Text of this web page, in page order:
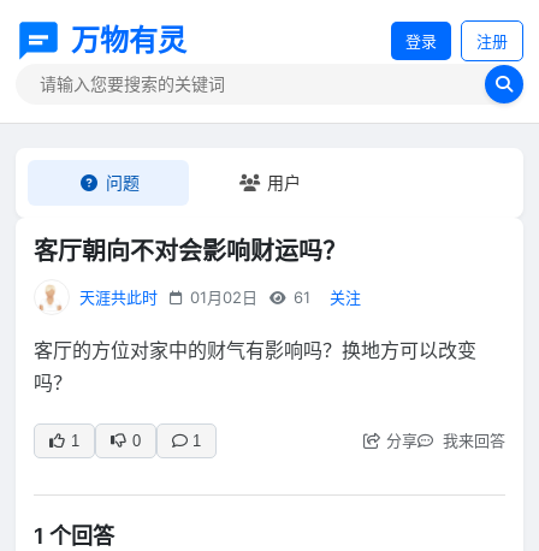
万物有灵 登录 注册
问题 用户
客厅朝向不对会影响财运吗？
天涯共此时 01月02日 61 关注
客厅的方位对家中的财气有影响吗？换地方可以改变
吗？
1 0 1 分享 我来回答
1 个回答